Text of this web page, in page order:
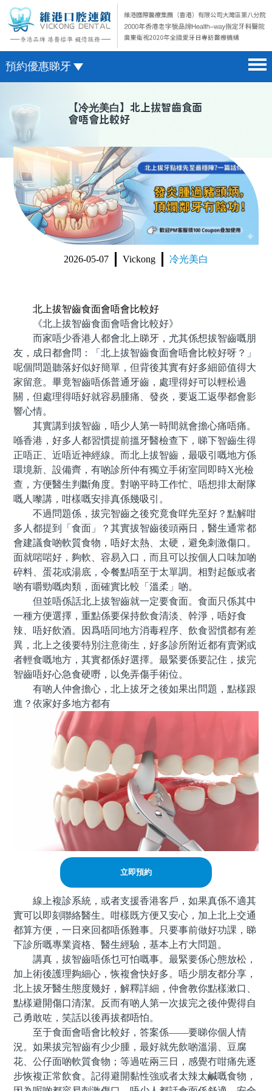
預約優惠睇牙
醫院簡介 hospital introduction
醫生介紹 doctor introduction
醫療新聞 medical news
種植牙 dental implant
箍牙 orthodontics
收費標準 change standard
微信預約
WhatsApp預約
【冷光美白】北上拔智齒食面
會唔會比較好
2026-05-07 Vickong 冷光美白
北上拔智齒食面會唔會比較好
《北上拔智齒食面會唔會比較好》
而家唔少香港人都會北上睇牙，尤其係想拔智齒嘅朋
友，成日都會問：「北上拔智齒食面會唔會比較好呀？」
呢個問題聽落好似好簡單，但背後其實有好多細節值得大
家留意。畢竟智齒唔係普通牙齒，處理得好可以輕松過
關，但處理得唔好就容易腫痛、發炎，要返工返學都會影
響心情。
其實講到拔智齒，唔少人第一時間就會擔心痛唔痛。
喺香港，好多人都習慣提前搵牙醫檢查下，睇下智齒生得
正唔正、近唔近神經線。而北上拔智齒，最吸引嘅地方係
環境新、設備齊，有啲診所仲有獨立手術室同即時X光檢
查，方便醫生判斷角度。對啲平時工作忙、唔想排太耐隊
嘅人嚟講，咁樣嘅安排真係幾吸引。
不過問題係，拔完智齒之後究竟食咩先至好？點解咁
多人都提到「食面」？其實拔智齒後頭兩日，醫生通常都
會建議食啲軟質食物，唔好太熱、太硬，避免刺激傷口。
面就啱啱好，夠軟、容易入口，而且可以按個人口味加啲
碎料、蛋花或湯底，令餐點唔至于太單調。相對起飯或者
啲有嚼勁嘅肉類，面確實比較「溫柔」啲。
但並唔係話北上拔智齒就一定要食面。食面只係其中
一種方便選擇，重點係要保持飲食清淡、幹淨，唔好食
辣、唔好飲酒。因爲唔同地方消毒程序、飲食習慣都有差
異，北上之後要特別注意衛生，好多診所附近都有賣粥或
者輕食嘅地方，其實都係好選擇。最緊要係要記住，拔完
智齒唔好心急食硬嘢，以免弄傷手術位。
有啲人仲會擔心，北上拔牙之後如果出問題，點樣跟
進？依家好多地方都有
立即預約
線上複診系統，或者支援香港客戶，如果真係不適其
實可以即刻聯絡醫生。咁樣既方便又安心，加上北上交通
都算方便，一日來回都唔係難事。只要事前做好功課，睇
下診所嘅專業資格、醫生經驗，基本上冇大問題。
講真，拔智齒唔係乜可怕嘅事。最緊要係心態放松，
加上術後護理夠細心，恢複會快好多。唔少朋友都分享，
北上拔牙醫生態度幾好，解釋詳細，仲會教你點樣漱口、
點樣避開傷口清潔。反而有啲人第一次拔完之後仲覺得自
己勇敢咗，笑話以後再拔都唔怕。
至于食面會唔會比較好，答案係——要睇你個人情
況。如果拔完智齒有少少腫，最好就先飲啲溫湯、豆腐
花、公仔面啲軟質食物；等過咗兩三日，感覺冇咁痛先逐
步恢複正常飲食。記得避開黏性強或者太辣太鹹嘅食物，